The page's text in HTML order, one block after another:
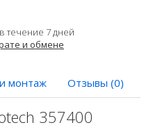
течение 7 дней
и обмене
монтаж Отзывы (0)
357400